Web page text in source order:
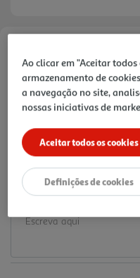
Ref. / EAN:3665257746407
0.99 €/un
0,99 €
Notas de preparação
Ao clicar em "Aceitar todos
armazenamento de
a navegação no site,
nossas iniciativas de
Aceitar todos os cookies
Definições de cookies